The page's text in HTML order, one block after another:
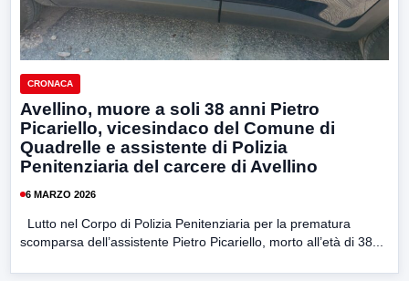
CRONACA
Avellino, muore a soli 38 anni Pietro
Picariello, vicesindaco del Comune di
Quadrelle e assistente di Polizia
Penitenziaria del carcere di Avellino
6 MARZO 2026
Lutto nel Corpo di Polizia Penitenziaria per la prematura
scomparsa dell’assistente Pietro Picariello, morto all’età di 38...